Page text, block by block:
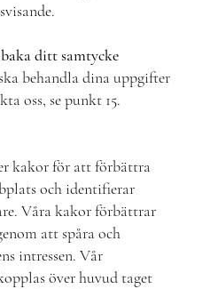
ditt samtycke
behandla dina uppgifter
oss, se punkt 15.
kakor för att förbättra
och identifierar
Våra kakor förbättrar
att spåra och
intressen. Vår
över huvud taget